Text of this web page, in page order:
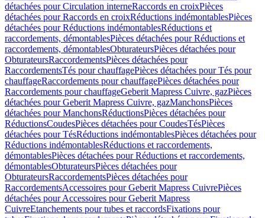
détachées pour Circulation interneRaccords en croixPièces
détachées pour Raccords en croixRéductions indémontablesPièces
détachées pour Réductions indémontablesRéductions et
raccordements, démontablesPièces détachées pour Réductions et
raccordements, démontablesObturateursPièces détachées pour
ObturateursRaccordementsPièces détachées pour
RaccordementsTés pour chauffagePièces détachées pour Tés pour
chauffageRaccordements pour chauffagePièces détachées pour
Raccordements pour chauffageGeberit Mapress Cuivre, gazPièces
détachées pour Geberit Mapress Cuivre, gazManchonsPièces
détachées pour ManchonsRéductionsPièces détachées pour
RéductionsCoudesPièces détachées pour CoudesTésPièces
détachées pour TésRéductions indémontablesPièces détachées pour
Réductions indémontablesRéductions et raccordements,
démontablesPièces détachées pour Réductions et raccordements,
démontablesObturateursPièces détachées pour
ObturateursRaccordementsPièces détachées pour
RaccordementsAccessoires pour Geberit Mapress CuivrePièces
détachées pour Accessoires pour Geberit Mapress
CuivreEtanchements pour tubes et raccordsFixations pour